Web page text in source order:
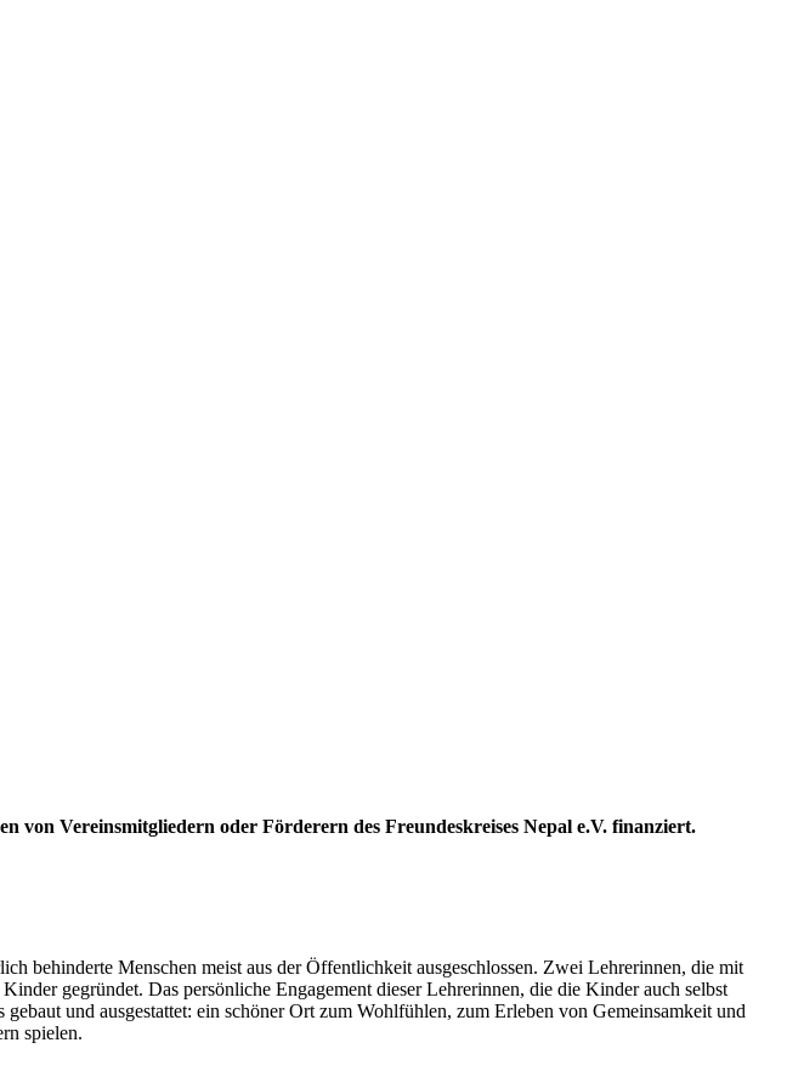
von Vereinsmitgliedern oder Förderern des Freundeskreises Nepal e.V. finanziert.
behinderte Menschen meist aus der Öffentlichkeit ausgeschlossen. Zwei Lehrerinnen, die mit
gegründet. Das persönliche Engagement dieser Lehrerinnen, die die Kinder auch selbst
und ausgestattet: ein schöner Ort zum Wohlfühlen, zum Erleben von Gemeinsamkeit und
spielen.